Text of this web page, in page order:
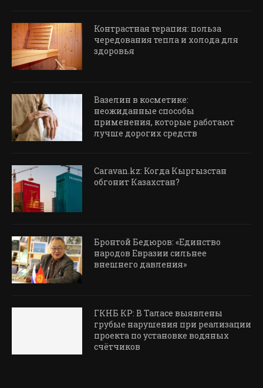
Контрастная терапия: польза
чередования тепла и холода для
здоровья
Вазелин в косметике:
неожиданные способы
применения, которые работают
лучше дорогих средств
Caravan.kz: Когда Кыргызстан
обгонит Казахстан?
Бронтой Бедюров: «Единство
народов Евразии сильнее
внешнего давления»
ГКНБ КР: В Таласе выявлены
грубые нарушения при реализации
проекта по установке водяных
счётчиков